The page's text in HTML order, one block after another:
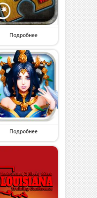
Подробнее
Подробнее